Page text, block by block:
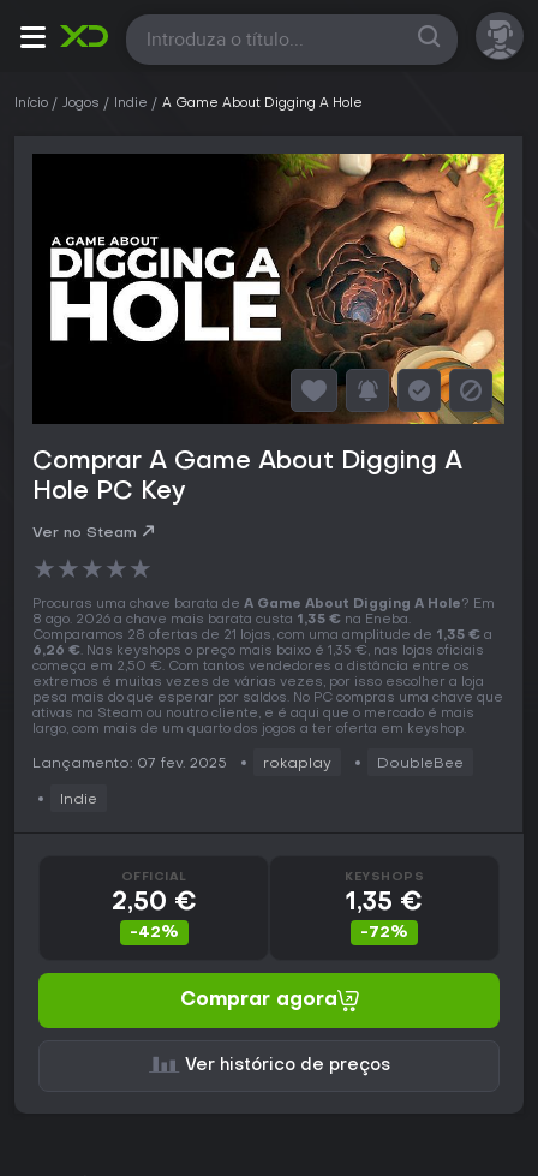
Todas
Início Jogos Indie A Game About Digging A Hole
Comprar A Game About Digging A
Hole PC Key
Ver no Steam
★★★★★
Procuras uma chave barata de A Game About Digging A Hole? Em
8 ago. 2026 a chave mais barata custa 1,35 € na Eneba.
Comparamos 28 ofertas de 21 lojas, com uma amplitude de 1,35 € a
6,26 €. Nas keyshops o preço mais baixo é 1,35 €, nas lojas oficiais
começa em 2,50 €. Com tantos vendedores a distância entre os
extremos é muitas vezes de várias vezes, por isso escolher a loja
pesa mais do que esperar por saldos. No PC compras uma chave que
ativas na Steam ou noutro cliente, e é aqui que o mercado é mais
largo, com mais de um quarto dos jogos a ter oferta em keyshop.
Lançamento: 07 fev. 2025 rokaplay DoubleBee
Indie
OFFICIAL
2,50 €
-42%
KEYSHOPS
1,35 €
-72%
Comprar agora
Ver histórico de preços